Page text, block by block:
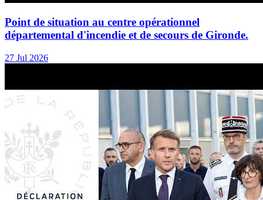
Point de situation au centre opérationnel
départemental d'incendie et de secours de Gironde.
27 Jul 2026